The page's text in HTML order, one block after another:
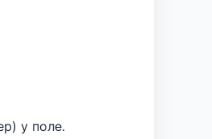
у поле.